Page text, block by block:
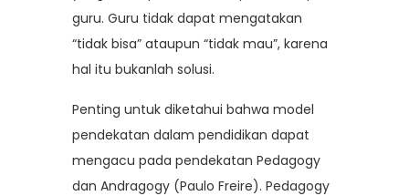
guru. Guru tidak dapat mengatakan
“tidak bisa” ataupun “tidak mau”, karena
hal itu bukanlah solusi.
Penting untuk diketahui bahwa model
pendekatan dalam pendidikan dapat
mengacu pada pendekatan Pedagogy
dan Andragogy (Paulo Freire). Pedagogy